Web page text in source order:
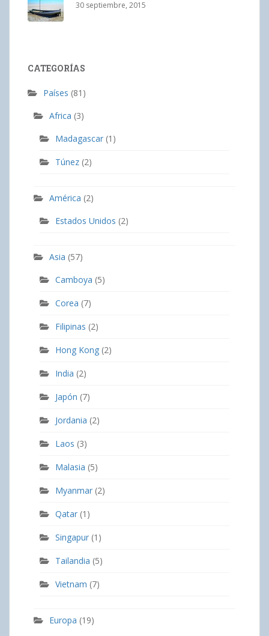
30 septiembre, 2015
CATEGORÍAS
Países (81)
Africa (3)
Madagascar (1)
Túnez (2)
América (2)
Estados Unidos (2)
Asia (57)
Camboya (5)
Corea (7)
Filipinas (2)
Hong Kong (2)
India (2)
Japón (7)
Jordania (2)
Laos (3)
Malasia (5)
Myanmar (2)
Qatar (1)
Singapur (1)
Tailandia (5)
Vietnam (7)
Europa (19)